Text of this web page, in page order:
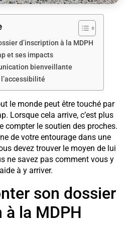
d’inscription à la MDPH
et ses impacts
bienveillante
le monde peut être touché par
Lorsque cela arrive, c’est plus
compter le soutien des proches.
de votre entourage dans une
devez trouver le moyen de lui
ne savez pas comment vous y
à y arriver.
son dossier
à la MDPH